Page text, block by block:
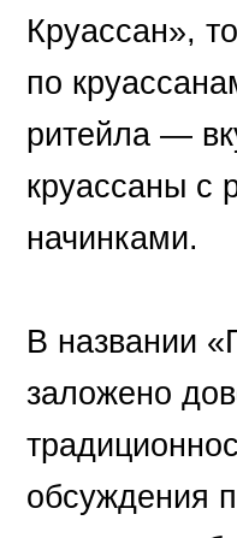
Круассан»,
по
ритейла —
круассаны с
начинками.
В названии
заложено
обсуждения